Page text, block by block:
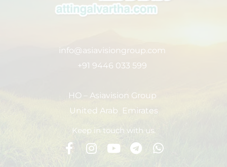
info@asiavisiongroup.com
+91 9446 033 599
HO – Asiavision Group
United Arab Emirates
Keep in touch with us.